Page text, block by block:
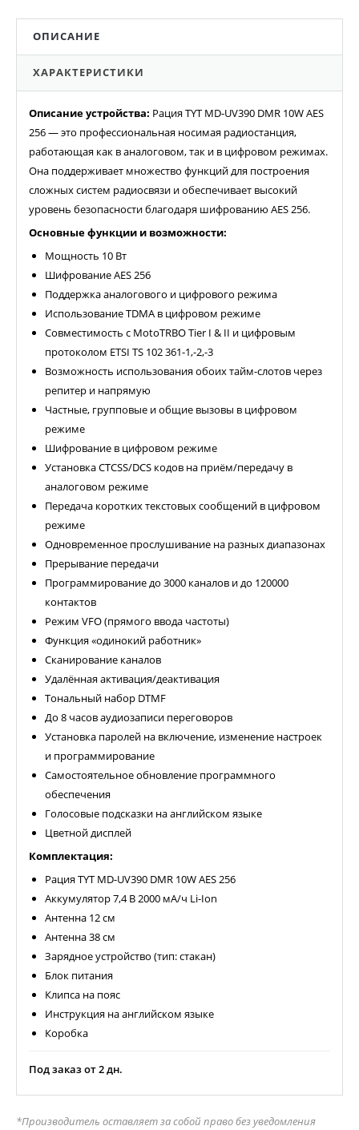
ОПИСАНИЕ
ХАРАКТЕРИСТИКИ
Описание устройства: Рация TYT MD-UV390 DMR 10W AES
256 — это профессиональная носимая радиостанция,
работающая как в аналоговом, так и в цифровом режимах.
Она поддерживает множество функций для построения
сложных систем радиосвязи и обеспечивает высокий
уровень безопасности благодаря шифрованию AES 256.
Основные функции и возможности:
Мощность 10 Вт
Шифрование AES 256
Поддержка аналогового и цифрового режима
Использование TDMA в цифровом режиме
Совместимость с MotoTRBO Tier I & II и цифровым
протоколом ETSI TS 102 361-1,-2,-3
Возможность использования обоих тайм-слотов через
репитер и напрямую
Частные, групповые и общие вызовы в цифровом
режиме
Шифрование в цифровом режиме
Установка CTCSS/DCS кодов на приём/передачу в
аналоговом режиме
Передача коротких текстовых сообщений в цифровом
режиме
Одновременное прослушивание на разных диапазонах
Прерывание передачи
Программирование до 3000 каналов и до 120000
контактов
Режим VFO (прямого ввода частоты)
Функция «одинокий работник»
Сканирование каналов
Удалённая активация/деактивация
Тональный набор DTMF
До 8 часов аудиозаписи переговоров
Установка паролей на включение, изменение настроек
и программирование
Самостоятельное обновление программного
обеспечения
Голосовые подсказки на английском языке
Цветной дисплей
Комплектация:
Рация TYT MD-UV390 DMR 10W AES 256
Аккумулятор 7,4 В 2000 мА/ч Li-Ion
Антенна 12 см
Антенна 38 см
Зарядное устройство (тип: стакан)
Блок питания
Клипса на пояс
Инструкция на английском языке
Коробка
Под заказ от 2 дн.
*Производитель оставляет за собой право без уведомления